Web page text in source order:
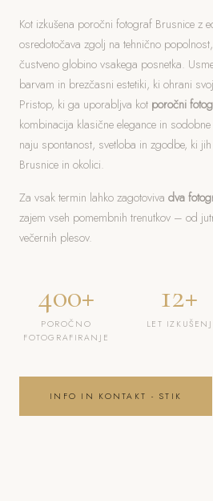
Kot izkušena poročni fotograf Brusnice z
osredotočava zgolj na tehnično
čustveno globino vsakega posnetka.
barvam in brezčasni estetiki, ki ohrani
Pristop, ki ga uporabljva kot poročni
kombinacija klasične elegance in
naju spontanost, svetloba in zgodbe, ki
Brusnice in okolici.
Za vsak termin lahko zagotoviva dva
zajem vseh pomembnih trenutkov – od
večernih plesov.
400+
POROČNO
FOTOGRAFIRANJE
12+
LET IZKUŠENJ
INFO IN KONTAKT - STIK